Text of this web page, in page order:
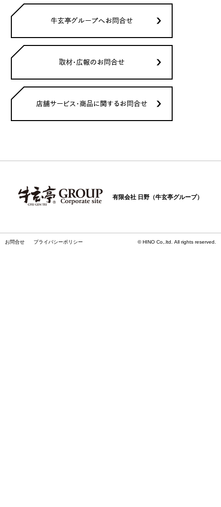
有限会社 日野（牛玄亭グループ）
お問合せ プライバシーポリシー © HINO Co,.ltd. All rights reserved.